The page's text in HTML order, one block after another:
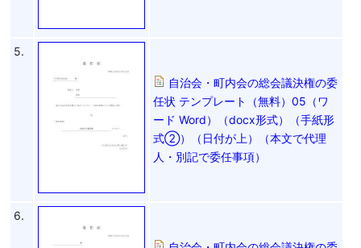
5.
自治会・町内会の総会議決権の委
任状 テンプレート（無料）05（ワ
ード Word）（docx形式）（手紙形
式②）（日付が上）（本文で代理
人・別記で委任事項）
6.